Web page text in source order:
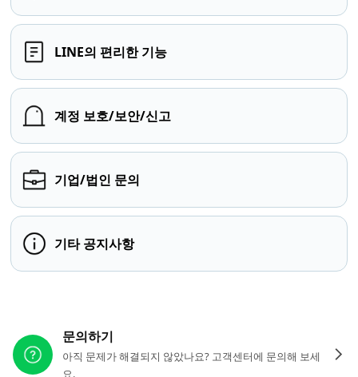
LINE의 편리한 기능
계정 보호/보안/신고
기업/법인 문의
기타 공지사항
문의하기
아직 문제가 해결되지 않았나요? 고객센터에 문의해 보세
요.